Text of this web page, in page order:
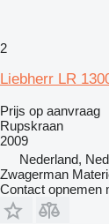
2
Liebherr LR
Prijs op aanvraag
Rupskraan
2009
Nederland,
Zwagerman
Contact opnemen